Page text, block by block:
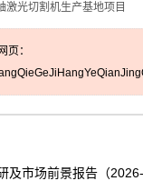
光切割机生产基地项目
页：
及市场前景报告（